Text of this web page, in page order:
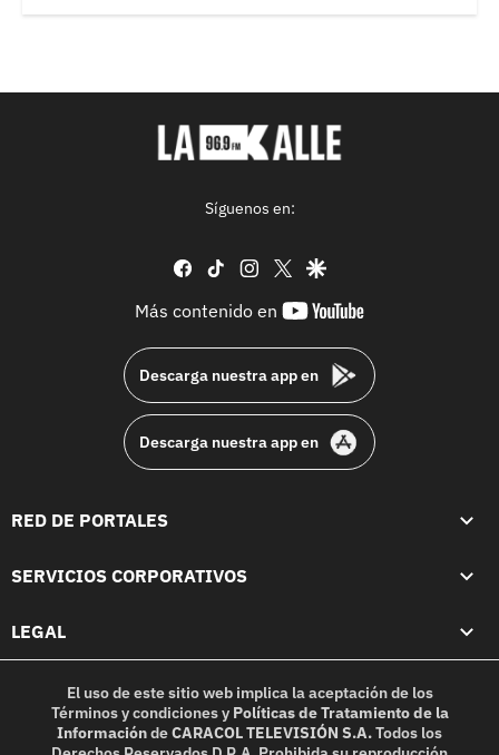
Síguenos en:
facebook
tiktok instagram
twittergoogle
Más contenido en
youtube-
Descarga nuestra app en
Descarga nuestra app en
RED DE PORTALES
SERVICIOS CORPORATIVOS
LEGAL
El uso de este sitio web implica la aceptación de los
Términos y condicionesy Políticas de Tratamiento de la
InformacióndeCARACOL TELEVISIÓN S.A.Todos los